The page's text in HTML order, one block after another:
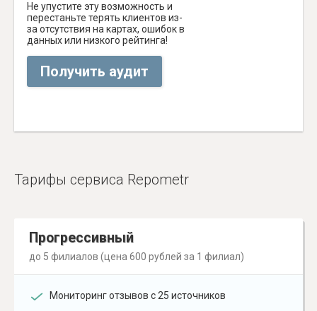
Не упустите эту возможность и
перестаньте терять клиентов из-
за отсутствия на картах, ошибок в
данных или низкого рейтинга!
Получить аудит
Тарифы сервиса Repometr
Прогрессивный
до 5 филиалов (цена 600 рублей за 1 филиал)
Мониторинг отзывов с 25 источников